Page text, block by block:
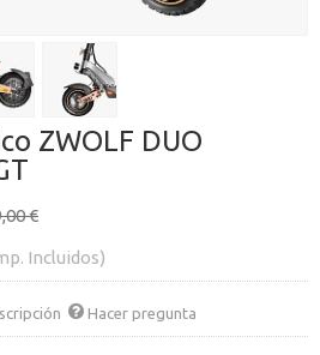
ZWOLF DUO
€
Incluidos)
Hacer pregunta